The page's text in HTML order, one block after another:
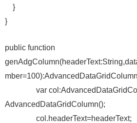
}
}
public function
var
AdvancedDataGridColumn();
col.headerText=headerText;